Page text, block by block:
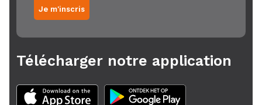
Je m'inscris
Télécharger notre application